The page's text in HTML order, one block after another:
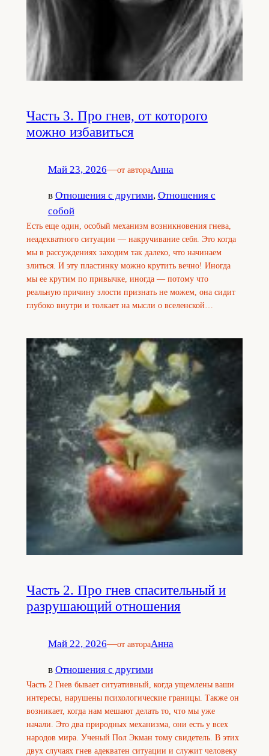
Часть 3. Про гнев, от которого
можно избавиться
Май 23, 2026—от автораАнна
в Отношения с другими, Отношения с
собой
Есть еще один, особый механизм возникновения гнева,
неадекватного ситуации — накручивание себя. Это когда
мы в рассуждениях заходим так далеко, что начинаем
злиться. И эту пластинку можно крутить вечно! Иногда
мы ее крутим по привычке, иногда — потому что
реальную причину злости признать не можем, она сидит
глубоко внутри и толкает на мысли о вселенской…
Часть 2. Про гнев спасительный и
разрушающий отношения
Май 22, 2026—от автораАнна
в Отношения с другими
Часть 2 Гнев бывает ситуативный, когда ущемлены ваши
интересы, нарушены психологические границы. Также он
возникает, когда нам мешают делать то, что мы уже
начали. Это два природных механизма, они есть у всех
народов мира. Ученый Пол Экман тому свидетель. В этих
двух случаях гнев адекватен ситуации и служит человеку